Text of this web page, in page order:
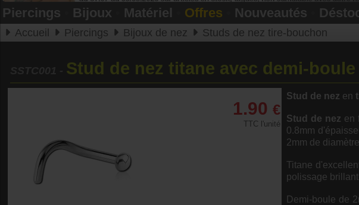
Piercings Bijoux Matériel Offres Nouveautés
Accueil Piercings Bijoux de nez Studs de nez tire-bouchon
Stud de nez titane avec demi-boule
1.90 €
TTC l'unité
Stud de nez en
Stud de nez en
0.8mm
2mm de
Titane
polissage
Demi-boule de